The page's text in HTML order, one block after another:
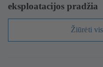
eksploatacijos pradžia
Žiūrėti